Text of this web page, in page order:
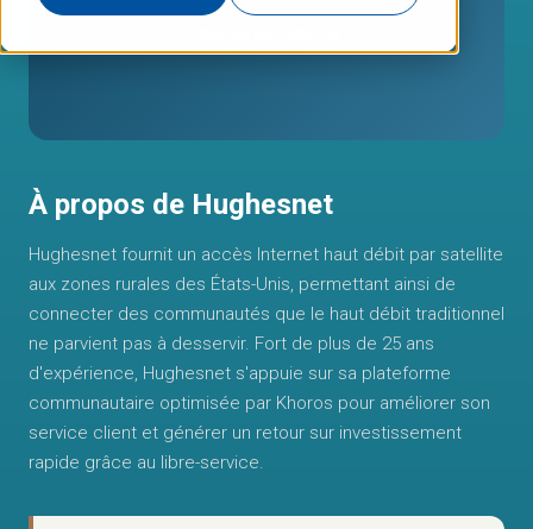
À propos de Hughesnet
Hughesnet fournit un accès Internet haut débit par satellite
aux zones rurales des États-Unis, permettant ainsi de
connecter des communautés que le haut débit traditionnel
ne parvient pas à desservir. Fort de plus de 25 ans
d'expérience, Hughesnet s'appuie sur sa plateforme
communautaire optimisée par Khoros pour améliorer son
service client et générer un retour sur investissement
rapide grâce au libre-service.